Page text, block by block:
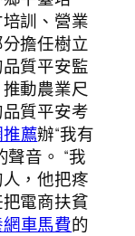
訓、營業
擔任樹立
質平安監
動農業尺
質平安考
薦辦“我有
音。 “我
，他把疼
電商扶貧
車馬費的